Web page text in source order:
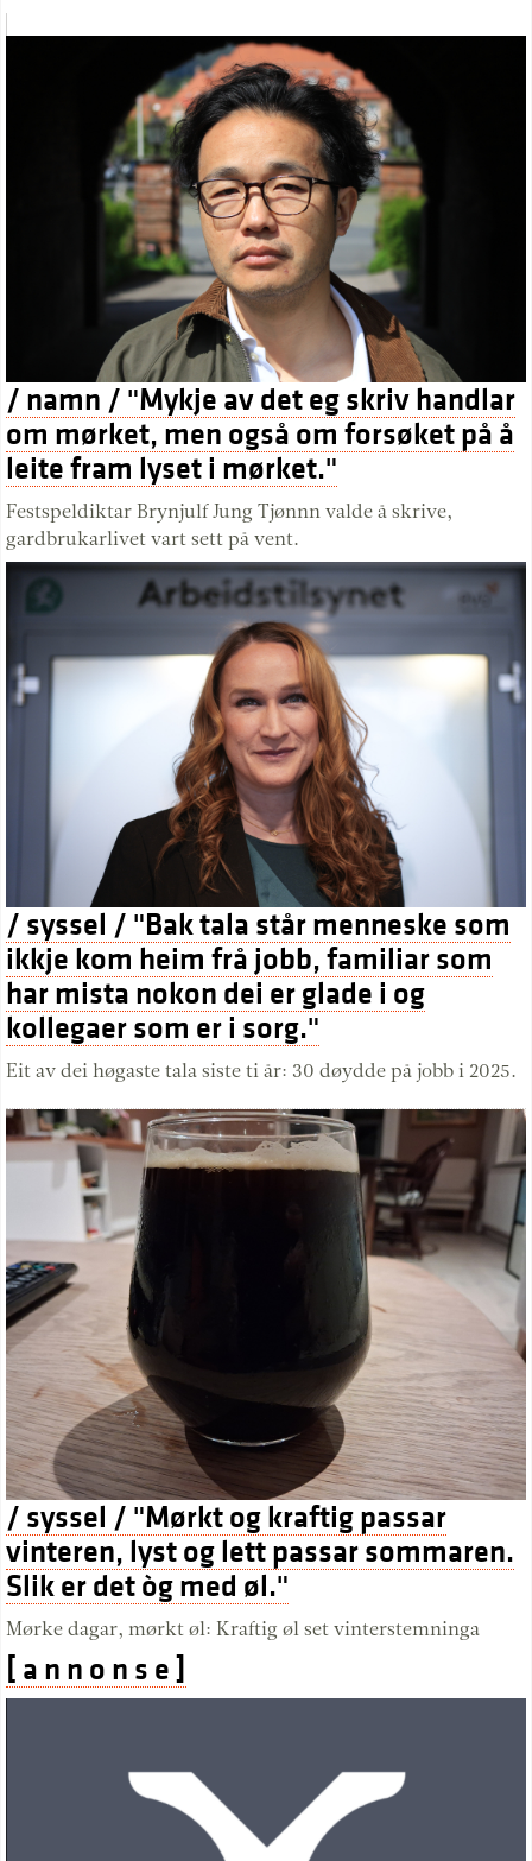
/ namn / "Mykje av det eg skriv handlar
om mørket, men også om forsøket på å
leite fram lyset i mørket."
Festspeldiktar Brynjulf Jung Tjønnn valde å skrive,
gardbrukarlivet vart sett på vent.
/ syssel / "Bak tala står menneske som
ikkje kom heim frå jobb, familiar som
har mista nokon dei er glade i og
kollegaer som er i sorg."
Eit av dei høgaste tala siste ti år: 30 døydde på jobb i 2025.
/ syssel / "Mørkt og kraftig passar
vinteren, lyst og lett passar sommaren.
Slik er det òg med øl."
Mørke dagar, mørkt øl: Kraftig øl set vinterstemninga
[ a n n o n s e ]